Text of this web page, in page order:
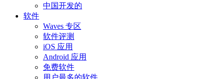
中国开发的
软件
Waves 专区
软件评测
iOS 应用
Android 应用
免费软件
用户最多的软件